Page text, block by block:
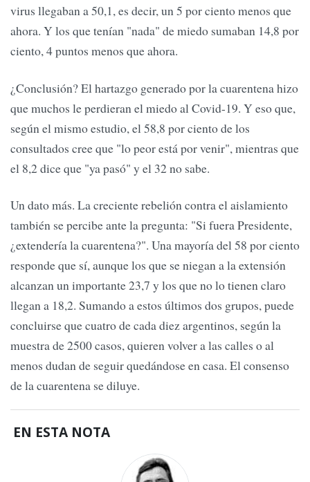
virus llegaban a 50,1, es decir, un 5 por ciento menos que
ahora. Y los que tenían "nada" de miedo sumaban 14,8 por
ciento, 4 puntos menos que ahora.
¿Conclusión? El hartazgo generado por la cuarentena hizo
que muchos le perdieran el miedo al Covid-19. Y eso que,
según el mismo estudio, el 58,8 por ciento de los
consultados cree que "lo peor está por venir", mientras que
el 8,2 dice que "ya pasó" y el 32 no sabe.
Un dato más. La creciente rebelión contra el aislamiento
también se percibe ante la pregunta: "Si fuera Presidente,
¿extendería la cuarentena?". Una mayoría del 58 por ciento
responde que sí, aunque los que se niegan a la extensión
alcanzan un importante 23,7 y los que no lo tienen claro
llegan a 18,2. Sumando a estos últimos dos grupos, puede
concluirse que cuatro de cada diez argentinos, según la
muestra de 2500 casos, quieren volver a las calles o al
menos dudan de seguir quedándose en casa. El consenso
de la cuarentena se diluye.
EN ESTA NOTA